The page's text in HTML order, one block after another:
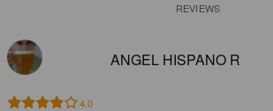
REVIEWS
ANGEL HISPANO R
4.0